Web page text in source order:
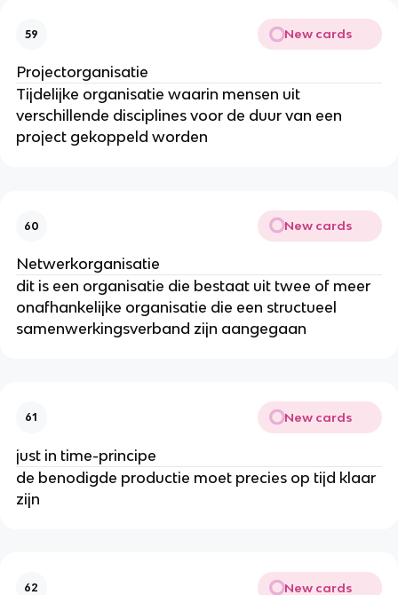
59 New cards
Projectorganisatie
Tijdelijke organisatie waarin mensen uit
verschillende disciplines voor de duur van een
project gekoppeld worden
60 New cards
Netwerkorganisatie
dit is een organisatie die bestaat uit twee of meer
onafhankelijke organisatie die een structueel
samenwerkingsverband zijn aangegaan
61 New cards
just in time-principe
de benodigde productie moet precies op tijd klaar
zijn
62 New cards